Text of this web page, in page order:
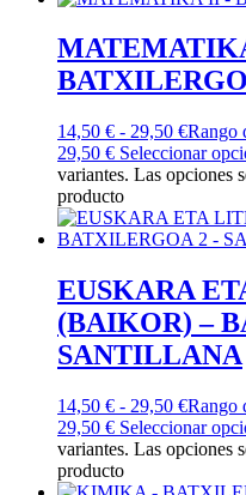
14,50 € - 29,50 €Rango
29,50 € Seleccionar
variantes. Las opciones
producto
EUSKARA
(BAIKOR) –
SANTILLANA
14,50 € - 29,50 €Rango
29,50 € Seleccionar
variantes. Las opciones
producto